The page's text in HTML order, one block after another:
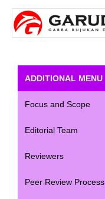
ADDITIONAL MENU
Focus and Scope
Editorial Team
Reviewers
Peer Review Process